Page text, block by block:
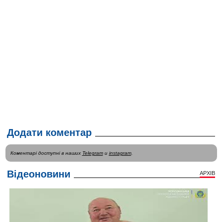
Додати коментар
Коментарі доступні в наших Telegramи instagram.
Відеоновини АРХІВ